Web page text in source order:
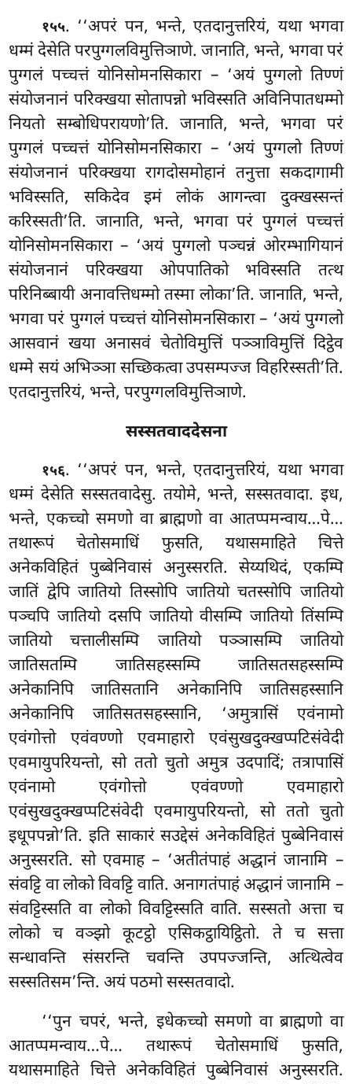
१५५. ‘‘अपरं पन, भन्ते, एतदानुत्तरियं, यथा भगवा
धम्मं देसेति परपुग्गलविमुत्तिञाणे. जानाति, भन्ते, भगवा परं
पुग्गलं पच्चत्तं योनिसोमनसिकारा – ‘अयं पुग्गलो तिण्णं
संयोजनानं परिक्खया सोतापन्नो भविस्सति अविनिपातधम्मो
नियतो सम्बोधिपरायणो’ति. जानाति, भन्ते, भगवा परं
पुग्गलं पच्चत्तं योनिसोमनसिकारा – ‘अयं पुग्गलो तिण्णं
संयोजनानं परिक्खया रागदोसमोहानं तनुत्ता सकदागामी
भविस्सति, सकिदेव इमं लोकं आगन्त्वा दुक्खस्सन्तं
करिस्सती’ति. जानाति, भन्ते, भगवा परं पुग्गलं पच्चत्तं
योनिसोमनसिकारा – ‘अयं पुग्गलो पञ्चन्नं ओरम्भागियानं
संयोजनानं परिक्खया ओपपातिको भविस्सति तत्थ
परिनिब्बायी अनावत्तिधम्मो तस्मा लोका’ति. जानाति, भन्ते,
भगवा परं पुग्गलं पच्चत्तं योनिसोमनसिकारा – ‘अयं पुग्गलो
आसवानं खया अनासवं चेतोविमुत्तिं पञ्ञाविमुत्तिं दिट्ठेव
धम्मे सयं अभिञ्ञा सच्छिकत्वा उपसम्पज्ज विहरिस्सती’ति.
एतदानुत्तरियं, भन्ते, परपुग्गलविमुत्तिञाणे.
सस्सतवाददेसना
१५६. ‘‘अपरं पन, भन्ते, एतदानुत्तरियं, यथा भगवा
धम्मं देसेति सस्सतवादेसु. तयोमे, भन्ते, सस्सतवादा. इध,
भन्ते, एकच्चो समणो वा ब्राह्मणो वा आतप्पमन्वाय…पे…
तथारूपं चेतोसमाधिं फुसति, यथासमाहिते चित्ते
अनेकविहितं पुब्बेनिवासं अनुस्सरति. सेय्यथिदं, एकम्पि
जातिं द्वेपि जातियो तिस्सोपि जातियो चतस्सोपि जातियो
पञ्चपि जातियो दसपि जातियो वीसम्पि जातियो तिंसम्पि
जातियो चत्तालीसम्पि जातियो पञ्ञासम्पि जातियो
जातिसतम्पि जातिसहस्सम्पि जातिसतसहस्सम्पि
अनेकानिपि जातिसतानि अनेकानिपि जातिसहस्सानि
अनेकानिपि जातिसतसहस्सानि, ‘अमुत्रासिं एवंनामो
एवंगोत्तो एवंवण्णो एवमाहारो एवंसुखदुक्खप्पटिसंवेदी
एवमायुपरियन्तो, सो ततो चुतो अमुत्र उदपादिं; तत्रापासिं
एवंनामो एवंगोत्तो एवंवण्णो एवमाहारो
एवंसुखदुक्खप्पटिसंवेदी एवमायुपरियन्तो, सो ततो चुतो
इधूपपन्नो’ति. इति साकारं सउद्देसं अनेकविहितं पुब्बेनिवासं
अनुस्सरति. सो एवमाह – ‘अतीतंपाहं अद्धानं जानामि –
संवट्टि वा लोको विवट्टि वाति. अनागतंपाहं अद्धानं जानामि –
संवट्टिस्सति वा लोको विवट्टिस्सति वाति. सस्सतो अत्ता च
लोको च वञ्झो कूटट्ठो एसिकट्ठायिट्ठितो. ते च सत्ता
सन्धावन्ति संसरन्ति चवन्ति उपपज्जन्ति, अत्थित्वेव
सस्सतिसम’न्ति. अयं पठमो सस्सतवादो.
‘‘पुन चपरं, भन्ते, इधेकच्चो समणो वा ब्राह्मणो वा
आतप्पमन्वाय…पे… तथारूपं चेतोसमाधिं फुसति,
यथासमाहिते चित्ते अनेकविहितं पुब्बेनिवासं अनुस्सरति.